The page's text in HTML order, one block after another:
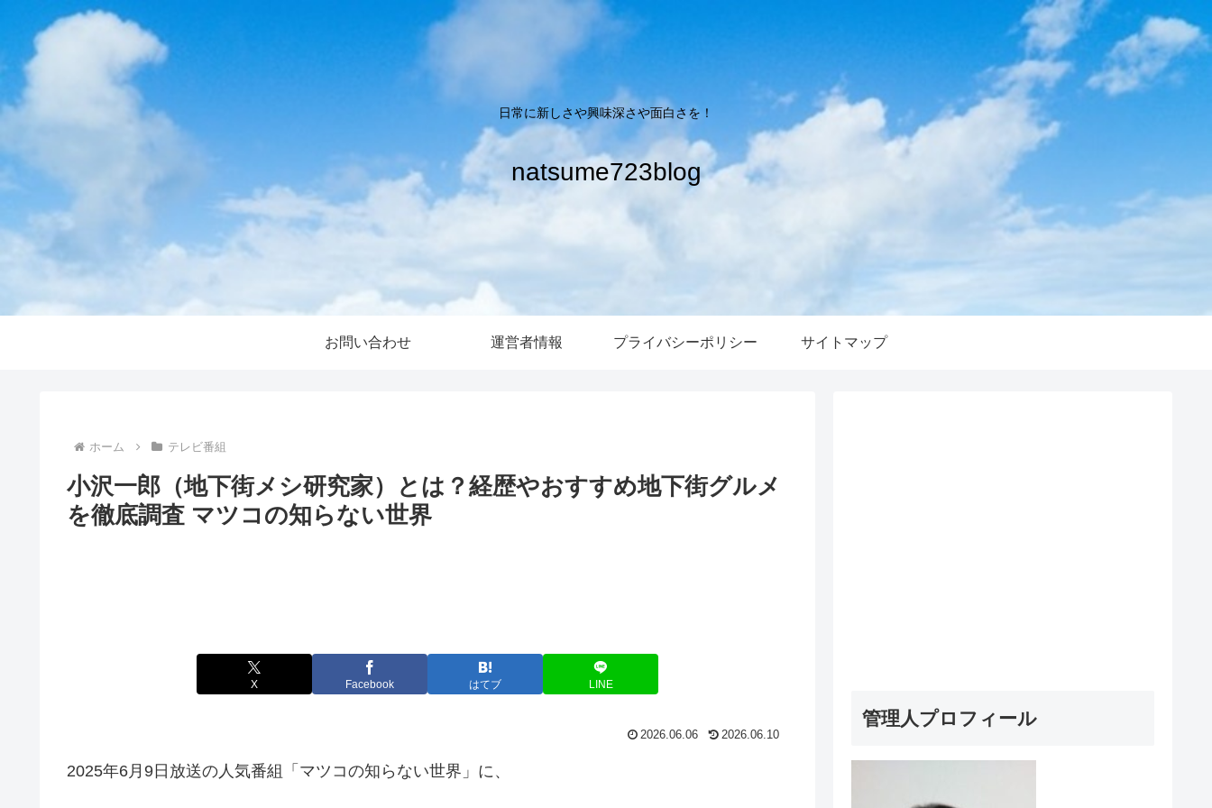
日常に新しさや興味深さや面白さを！
natsume723blog
お問い合わせ 運営者情報 プライバシーポリシー サイトマップ
ホーム テレビ番組
小沢一郎（地下街メシ研究家）とは？経歴やおすすめ地下街グルメ
を徹底調査 マツコの知らない世界
X Facebook はてブ LINE
2026.06.06 2026.06.10
2025年6月9日放送の人気番組「マツコの知らない世界」に、
管理人プロフィール